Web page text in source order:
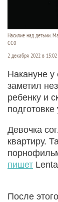
Насилие над детьми.
СС0
2 декабря 2022 в 15:02
Накануне у
заметил
ребенку и
подготовке
Девочка
квартиру.
пишет
После